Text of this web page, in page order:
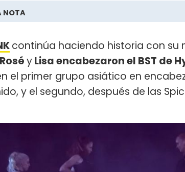
NOTA
continúa haciendo historia con su
yLisa encabezaron el BST de
el primer grupo asiático en
y el segundo, después de las